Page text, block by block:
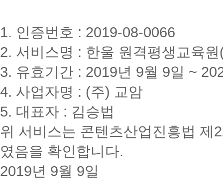
1. 인증번호 : 2019-08-0066
2. 서비스명 : 한울 원격평생교육
3. 유효기간 : 2019년 9월 9일 ~
4. 사업자명 : (주) 교암
5. 대표자 : 김승법
위 서비스는 콘텐츠산업진흥법 제
였음을 확인합니다.
2019년 9월 9일